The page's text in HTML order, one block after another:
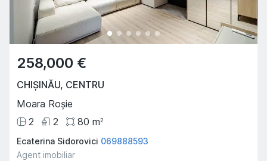
258,000 €
CHIȘINĂU, CENTRU
Moara Roșie
2
2 80 m2
Ecaterina Sidorovici 069888593
Agent imobiliar